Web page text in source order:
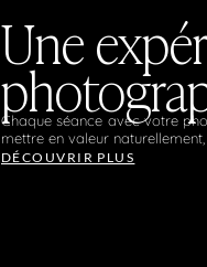
Une
Chaque séance avec votre
mettre en valeur
DÉCOUVRIR PLUS